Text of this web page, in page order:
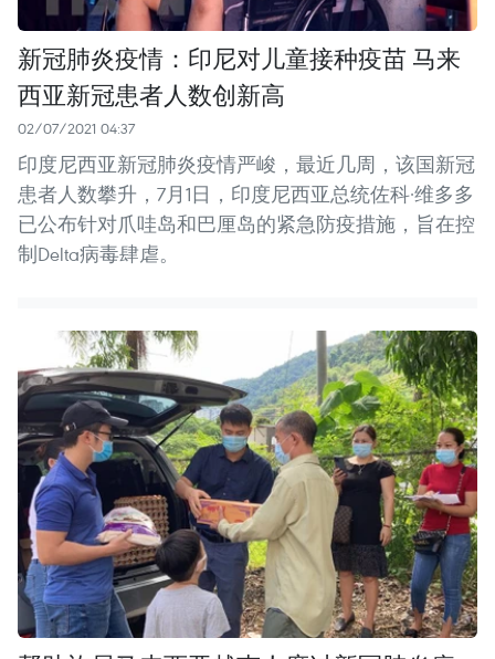
新冠肺炎疫情：印尼对儿童接种疫苗 马来
西亚新冠患者人数创新高
02/07/2021 04:37
印度尼西亚新冠肺炎疫情严峻，最近几周，该国新冠
患者人数攀升，7月1日，印度尼西亚总统佐科·维多多
已公布针对爪哇岛和巴厘岛的紧急防疫措施，旨在控
制Delta病毒肆虐。